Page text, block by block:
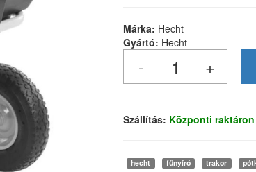
Márka: Hecht
Gyártó: Hecht
Szállítás: Központi
hecht fűnyíró trakor